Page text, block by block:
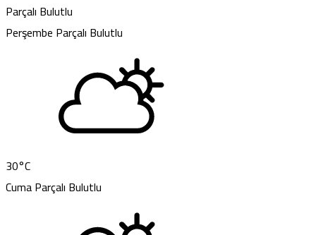
Parçalı Bulutlu
Perşembe Parçalı Bulutlu
30°C
CumaParçalı Bulutlu